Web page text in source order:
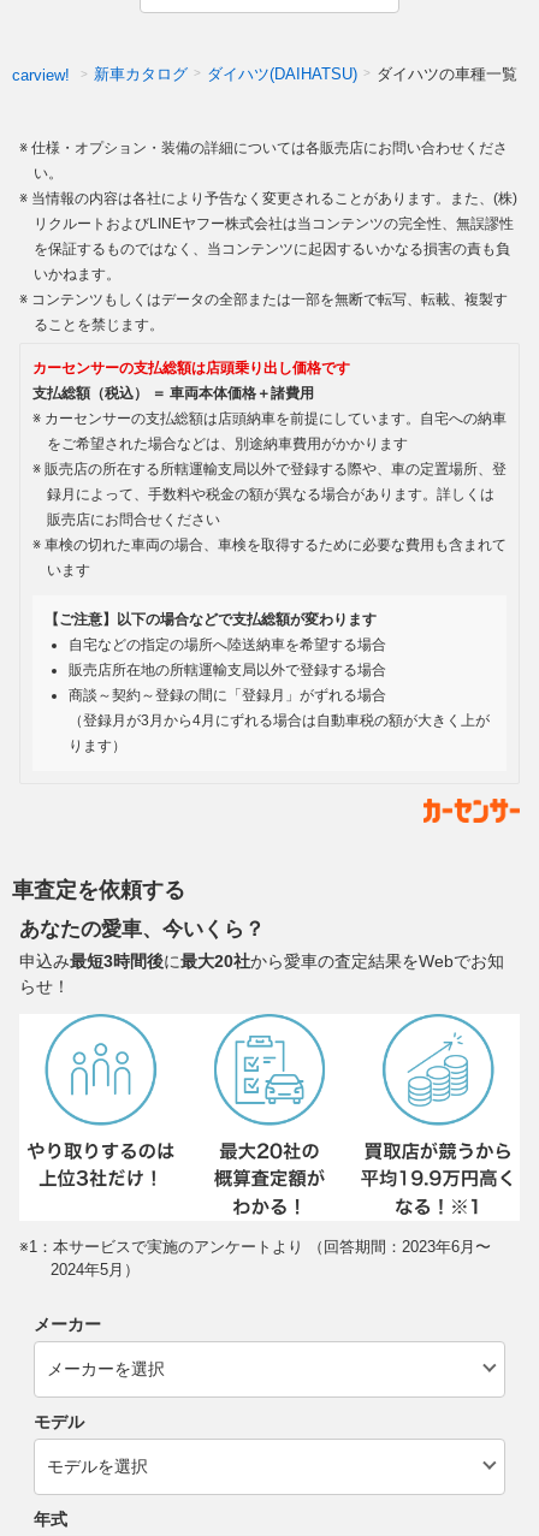
carview! 新車カタログ ダイハツ(DAIHATSU) ダイハツの車種一覧
仕様・オプション・装備の詳細については各販売店にお問い合わせくださ
い。
当情報の内容は各社により予告なく変更されることがあります。また、(株)
リクルートおよびLINEヤフー株式会社は当コンテンツの完全性、無誤謬性
を保証するものではなく、当コンテンツに起因するいかなる損害の責も負
いかねます。
コンテンツもしくはデータの全部または一部を無断で転写、転載、複製す
ることを禁じます。
カーセンサーの支払総額は店頭乗り出し価格です
支払総額（税込） ＝ 車両本体価格＋諸費用
カーセンサーの支払総額は店頭納車を前提にしています。自宅への納車
をご希望された場合などは、別途納車費用がかかります
販売店の所在する所轄運輸支局以外で登録する際や、車の定置場所、登
録月によって、手数料や税金の額が異なる場合があります。詳しくは
販売店にお問合せください
車検の切れた車両の場合、車検を取得するために必要な費用も含まれて
います
【ご注意】以下の場合などで支払総額が変わります
自宅などの指定の場所へ陸送納車を希望する場合
販売店所在地の所轄運輸支局以外で登録する場合
商談～契約～登録の間に「登録月」がずれる場合
（登録月が3月から4月にずれる場合は自動車税の額が大きく上が
ります）
車査定を依頼する
あなたの愛車、今いくら？
申込み最短3時間後に最大20社から愛車の査定結果をWebでお知
らせ！
※1：本サービスで実施のアンケートより （回答期間：2023年6月〜
2024年5月）
メーカー
モデル
年式